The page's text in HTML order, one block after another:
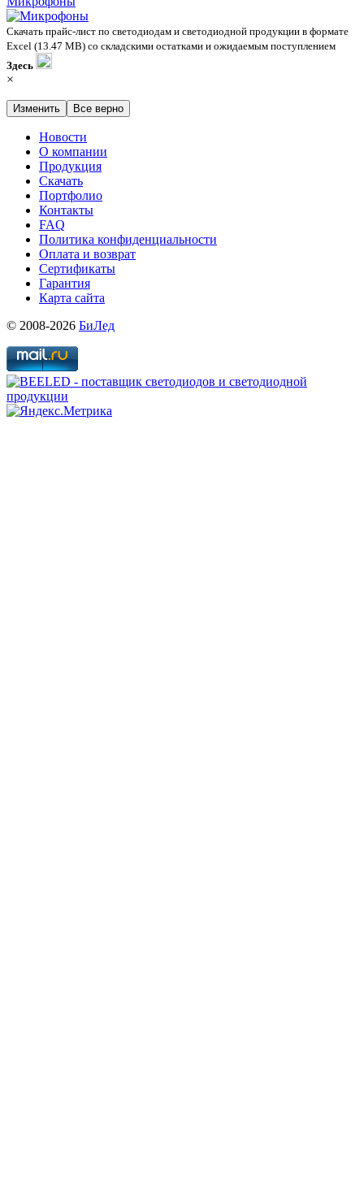
Скачать прайс-лист по светодиодам и светодиодной продукции в формате
Excel (13.47 MB) со складскими остатками и ожидаемым поступлением
Здесь
×
Изменить Все верно
Новости
О компании
Продукция
Скачать
Портфолио
Контакты
FAQ
Политика конфиденциальности
Оплата и возврат
Сертификаты
Гарантия
Карта сайта
© 2008-2026 БиЛед